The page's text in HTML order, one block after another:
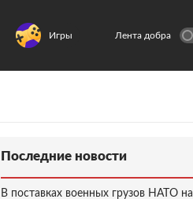
Игры Лента добра
Последние новости
В поставках военных грузов НАТО на